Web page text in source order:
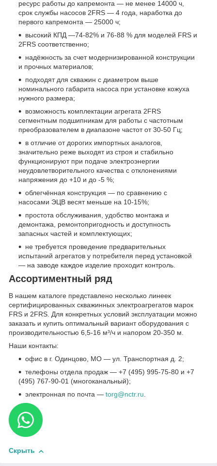
ресурс работы до капремонта — не менее 14000 ч,
срок службы насосов 2FRS — 4 года, наработка до
первого капремонта — 25000 ч;
высокий КПД —74-82% и 76-88 % для моделей FRS и
2FRS соответственно;
надёжность за счет модернизированной конструкции
и прочных материалов;
подходят для скважин с диаметром выше
номинального габарита насоса при установке кожуха
нужного размера;
возможность комплектации агрегата 2FRS
сегментным подшипникам для работы с частотным
преобразователем в диапазоне частот от 30-50 Гц;
в отличие от дорогих импортных аналогов,
значительно реже выходят из строя и стабильно
функционируют при подаче электроэнергии
неудовлетворительного качества с отклонениями
напряжения до +10 и до -5 %;
облегчённая конструкция — по сравнению с
насосами ЭЦВ весят меньше на 10-15%;
простота обслуживания, удобство монтажа и
демонтажа, ремонтопригодность и доступность
запасных частей и комплектующих;
не требуется проведение предварительных
испытаний агрегатов у потребителя перед установкой
— на заводе каждое изделие проходит контроль.
Ассортиментный ряд
В нашем каталоге представлено несколько линеек
сертифицированных скважинных электроагрегатов марок
FRS и 2FRS. Для конкретных условий эксплуатации можно
заказать и купить оптимальный вариант оборудования с
производительностью 6,5-16 м³/ч и напором 20-350 м.
Наши контакты:
офис в г. Одинцово, МО — ул. Транспортная д. 2;
телефоны отдела продаж — +7 (495) 995-75-80 и +7
(495) 767-90-01 (многоканальный);
электронная по почта — torg@nctr.ru.
Скрыть